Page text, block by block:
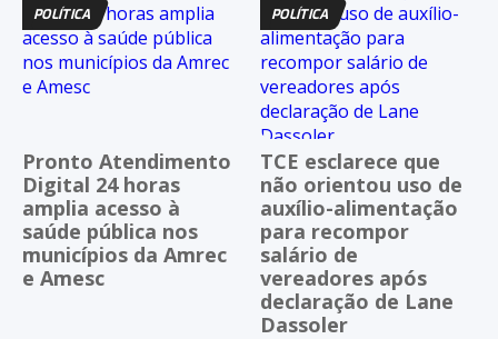
POLÍTICA
Pronto Atendimento
Digital 24 horas
amplia acesso à
saúde pública nos
municípios da Amrec
e Amesc
POLÍTICA
TCE esclarece que
não orientou uso de
auxílio-alimentação
para recompor
salário de
vereadores após
declaração de Lane
Dassoler